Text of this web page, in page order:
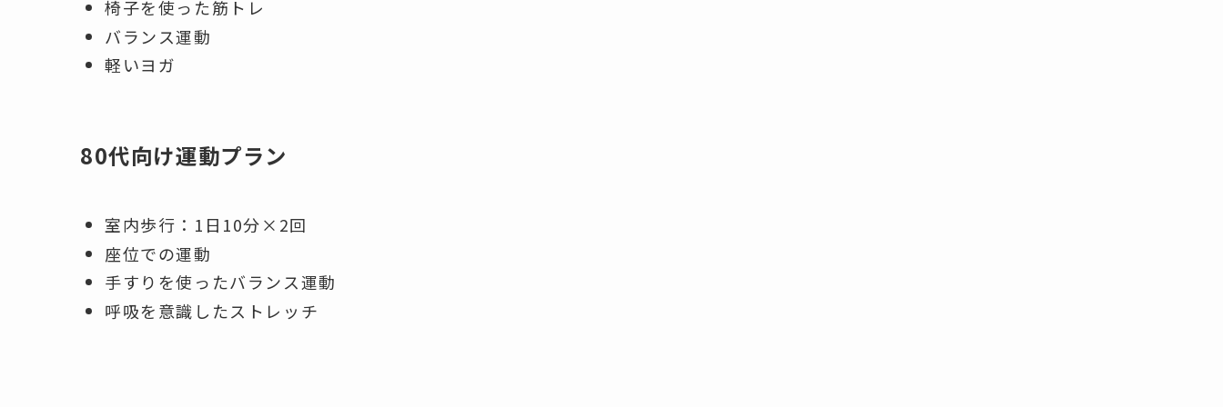
椅子を使った筋トレ
バランス運動
軽いヨガ
80代向け運動プラン
室内歩行：1日10分×2回
座位での運動
手すりを使ったバランス運動
呼吸を意識したストレッチ